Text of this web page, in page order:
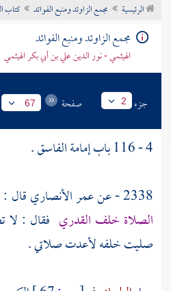
تراجم الأعلام
الرئيسية مجمع الزاوئد ومنبع الفوائد كتاب
مجمع الزاوئد ومنبع الفوائد
الهيثمي - نور الدين علي بن أبي بكر الهيثمي
جزء 2 صفحة 67
4 - 116 باب إمامة الفاسق .
2338 - عن
عمر الأنصاريقال
الصلاة خلف القدري فقال : لا
صليت خلفه لأعدت صلاتي .